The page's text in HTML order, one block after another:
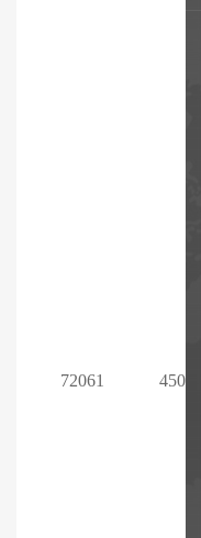
72061 450